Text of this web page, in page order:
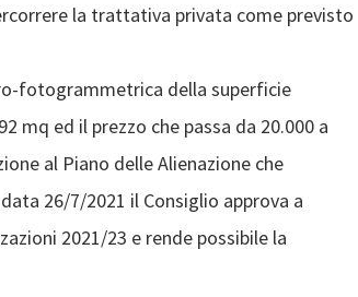
la trattativa privata come previsto
fotogrammetrica della superficie
mq ed il prezzo che passa da 20.000 a
al Piano delle Alienazione che
26/7/2021 il Consiglio approva a
2021/23 e rende possibile la